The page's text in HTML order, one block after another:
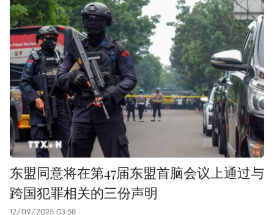
东盟同意将在第47届东盟首脑会议上通过与
跨国犯罪相关的三份声明
12/09/2025 03:58